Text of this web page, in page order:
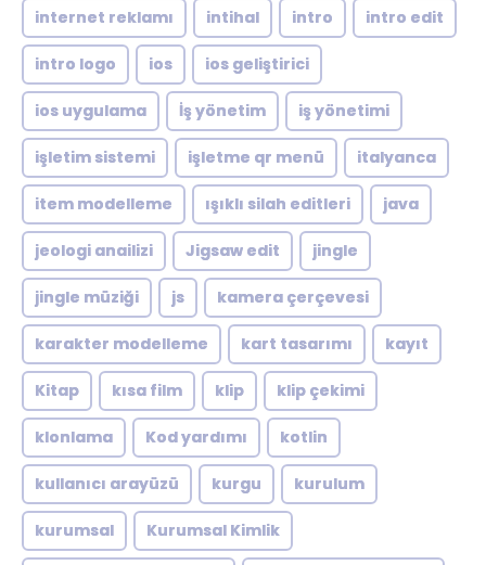
internet reklamı intihal intro intro edit
intro logo ios ios geliştirici
ios uygulama İş yönetim iş yönetimi
işletim sistemi işletme qr menü italyanca
item modelleme ışıklı silah editleri java
jeologi anailizi Jigsaw edit jingle
jingle müziği js kamera çerçevesi
karakter modelleme kart tasarımı kayıt
Kitap kısa film klip klip çekimi
klonlama Kod yardımı kotlin
kullanıcı arayüzü kurgu kurulum
kurumsal Kurumsal Kimlik